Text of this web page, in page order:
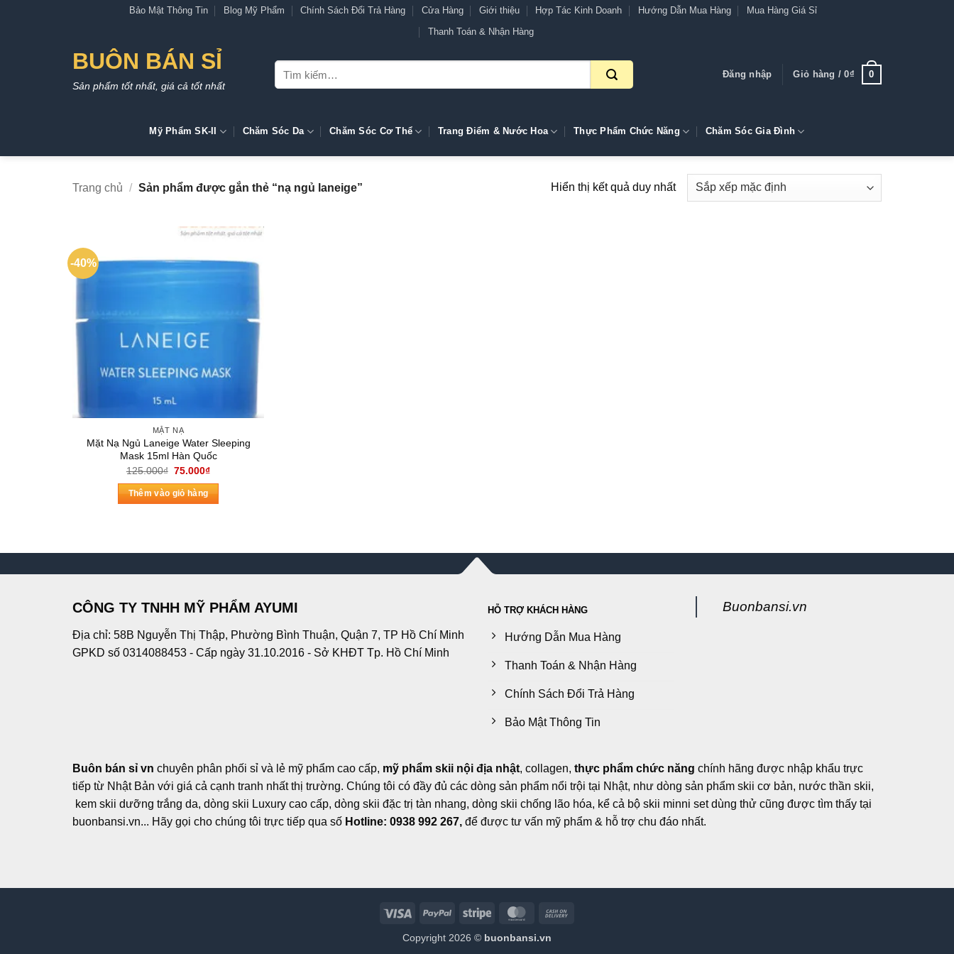
Bảo Mật Thông Tin Blog Mỹ Phẩm Chính Sách Đổi Trả Hàng Cửa Hàng Giới thiệu Hợp Tác Kinh Doanh Hướng Dẫn Mua Hàng
Mua Hàng Giá Sỉ
Thanh Toán & Nhận Hàng
BUÔN BÁN SỈ
Sản phẩm tốt nhất, giá cả tốt nhất
Tìm
kiếm:
Đăng nhập Giỏ hàng /0₫ 0
Mỹ Phẩm SK-II Chăm Sóc Da Chăm Sóc Cơ Thể Trang Điểm & Nước Hoa Thực Phẩm Chức Năng Chăm Sóc Gia Đình
Trang chủ / Sản phẩm được gắn thẻ “nạ ngủ laneige” Hiển thị kết quả duy nhất
-40%
MẶT NẠ
Mặt Nạ Ngủ Laneige Water Sleeping
Mask 15ml Hàn Quốc
125.000₫ Giá
là:
125.000₫.
75.000₫Giá
Thêm vào giỏ hàng
CÔNG TY TNHH MỸ PHẨM AYUMI
Địa chỉ: 58B Nguyễn Thị Thập, Phường Bình Thuận, Quận 7, TP Hồ Chí Minh
GPKD số 0314088453 - Cấp ngày 31.10.2016 - Sở KHĐT Tp. Hồ Chí Minh
HỖ TRỢ KHÁCH HÀNG
Hướng Dẫn Mua Hàng
Thanh Toán & Nhận Hàng
Chính Sách Đổi Trả Hàng
Bảo Mật Thông Tin
Buonbansi.vn
Buôn bán sỉ vn chuyên phân phối sỉ và lẻ mỹ phẩm cao cấp, mỹ phẩm skii nội địa nhật, collagen, thực phẩm chức năng chính hãng được nhập khẩu trực
tiếp từ Nhật Bản với giá cả cạnh tranh nhất thị trường. Chúng tôi có đầy đủ các dòng sản phẩm nổi trội tại Nhật, như dòng sản phẩm skii cơ bản, nước thần skii,
kem skii dưỡng trắng da, dòng skii Luxury cao cấp, dòng skii đặc trị tàn nhang, dòng skii chống lão hóa, kể cả bộ skii minni set dùng thử cũng được tìm thấy tại
buonbansi.vn... Hãy gọi cho chúng tôi trực tiếp qua số Hotline: 0938 992 267, để được tư vấn mỹ phẩm & hỗ trợ chu đáo nhất.
Visa PayPal Stripe MasterCard
Copyright 2026 © buonbansi.vn